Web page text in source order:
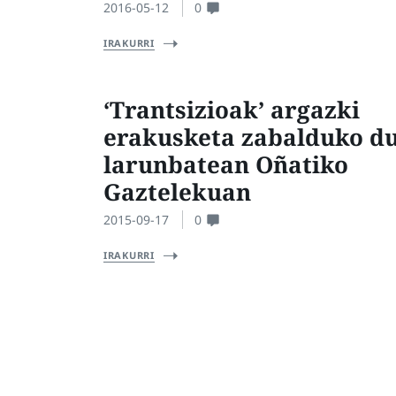
2016-05-12 0
IRAKURRI
‘Trantsizioak’ argazki
erakusketa zabalduko
larunbatean Oñatiko
Gaztelekuan
2015-09-17 0
IRAKURRI